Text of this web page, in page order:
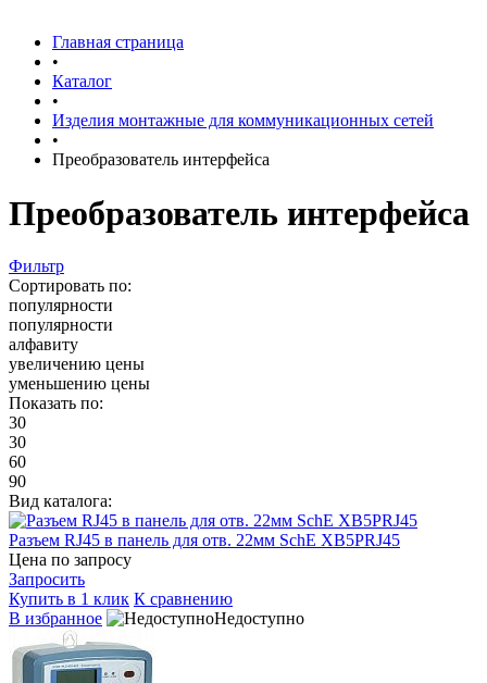
Главная страница
•
Каталог
•
Изделия монтажные для коммуникационных сетей
•
Преобразователь интерфейса
Преобразователь интерфейса
Фильтр
Сортировать по:
популярности
популярности
алфавиту
увеличению цены
уменьшению цены
Показать по:
30
30
60
90
Вид каталога:
Разъем RJ45 в панель для отв. 22мм SchE XB5PRJ45
Цена по запросу
Запросить
Купить в 1 клик К сравнению
В избранное
Недоступно